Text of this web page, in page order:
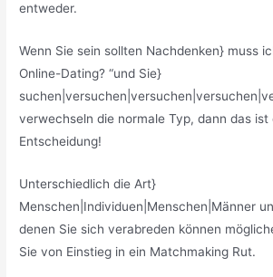
entweder.
Wenn Sie sein sollten Nachdenken} muss
Online-Dating? “und Sie}
verwechseln die normale Typ, dann das
Entscheidung!
Unterschiedlich die Art}
Menschen|Individuen|Menschen|Männer
denen Sie sich verabreden können
Sie von Einstieg in ein Matchmaking Rut.